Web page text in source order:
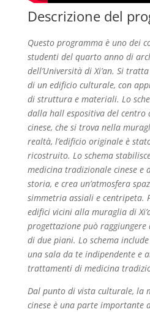
Descrizione del
Questo programma è uno dei
studenti del quarto anno di
dell’Università di Xi’an. Si
di un edificio culturale, con
di struttura e materiali. Lo
dalla hall espositiva del
cinese, che si trova nella
realtà, l’edificio originale è
ricostruito. Lo schema
medicina tradizionale cinese e
storia, e crea un’atmosfera
simmetria assiali e centripeta.
edifici vicini alla muraglia di
progettazione può raggiungere
di due piani. Lo schema
una sala da te indipendente e
trattamenti di medicina
Dal punto di vista culturale, la
cinese è una parte importante